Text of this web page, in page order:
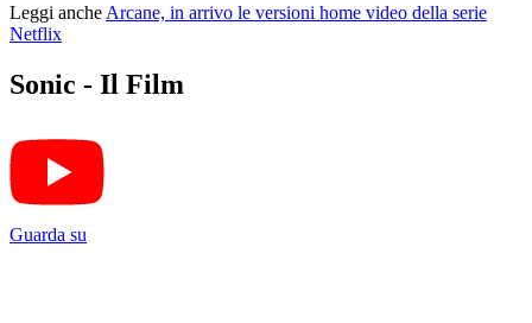
Leggi anche Arcane, in arrivo le versioni home video della serie
Netflix
Sonic - Il Film
Guarda su